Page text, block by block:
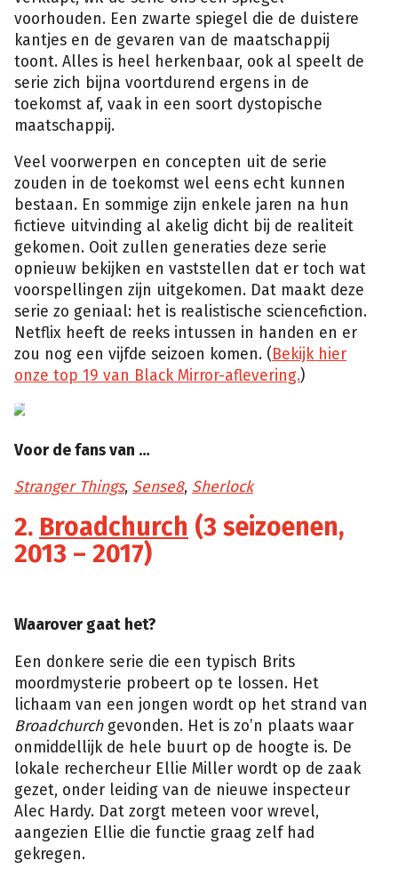
voorhouden. Een zwarte spiegel die de duistere
kantjes en de gevaren van de maatschappij
toont. Alles is heel herkenbaar, ook al speelt de
serie zich bijna voortdurend ergens in de
toekomst af, vaak in een soort dystopische
maatschappij.
Veel voorwerpen en concepten uit de serie
zouden in de toekomst wel eens echt kunnen
bestaan. En sommige zijn enkele jaren na hun
fictieve uitvinding al akelig dicht bij de realiteit
gekomen. Ooit zullen generaties deze serie
opnieuw bekijken en vaststellen dat er toch wat
voorspellingen zijn uitgekomen. Dat maakt deze
serie zo geniaal: het is realistische sciencefiction.
Netflix heeft de reeks intussen in handen en er
zou nog een vijfde seizoen komen. (Bekijk hier
onze top 19 van Black Mirror-aflevering.)
Voor de fans van …
Stranger Things, Sense8, Sherlock
2. Broadchurch (3 seizoenen,
2013 – 2017)
Waarover gaat het?
Een donkere serie die een typisch Brits
moordmysterie probeert op te lossen. Het
lichaam van een jongen wordt op het strand van
Broadchurchgevonden. Het is zo’n plaats waar
onmiddellijk de hele buurt op de hoogte is. De
lokale rechercheur Ellie Miller wordt op de zaak
gezet, onder leiding van de nieuwe inspecteur
Alec Hardy. Dat zorgt meteen voor wrevel,
aangezien Ellie die functie graag zelf had
gekregen.